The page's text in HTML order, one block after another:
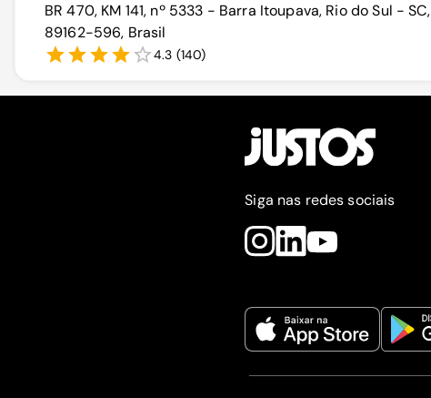
BR 470, KM 141, nº 5333 - Barra Itoupava, Rio do Sul - SC,
89162-596, Brasil
4.3 (140)
Siga nas redes sociais